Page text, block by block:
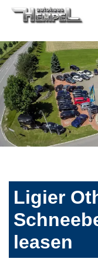
Ligier
leasen